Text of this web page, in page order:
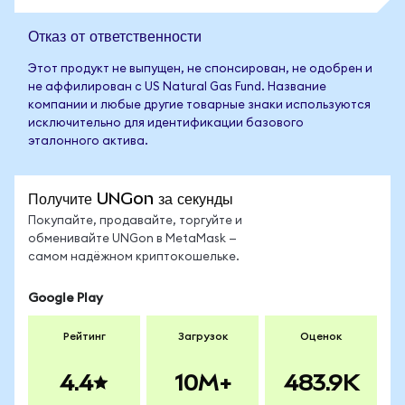
Отказ от ответственности
Этот продукт не выпущен, не спонсирован, не одобрен и
не аффилирован с US Natural Gas Fund. Название
компании и любые другие товарные знаки используются
исключительно для идентификации базового
эталонного актива.
Получите UNGon за секунды
Покупайте, продавайте, торгуйте и
обменивайте UNGon в MetaMask —
самом надёжном криптокошельке.
Google Play
Рейтинг
4.4
Загрузок
10M+
Оценок
483.9K